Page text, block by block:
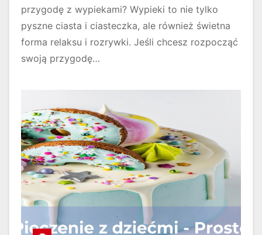
przygodę z wypiekami? Wypieki to nie tylko
pyszne ciasta i ciasteczka, ale również świetna
forma relaksu i rozrywki. Jeśli chcesz rozpocząć
swoją przygodę…